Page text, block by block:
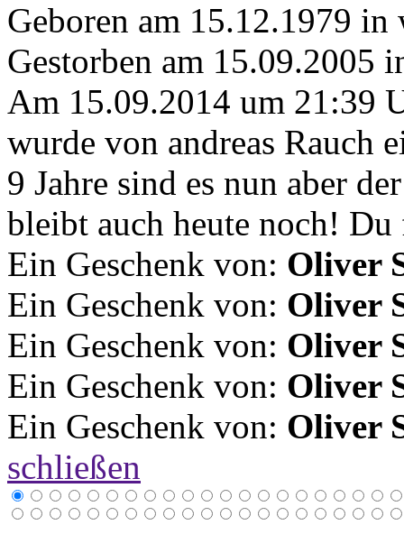
Geboren am 15.12.1979 in
Gestorben am 15.09.2005
Am 15.09.2014 um 21:39
wurde von andreas Rauch
9 Jahre sind es nun aber
bleibt auch heute noch!
Ein Geschenk von: Oliver
Ein Geschenk von: Oliver
Ein Geschenk von: Oliver
Ein Geschenk von: Oliver
Ein Geschenk von: Oliver
schließen